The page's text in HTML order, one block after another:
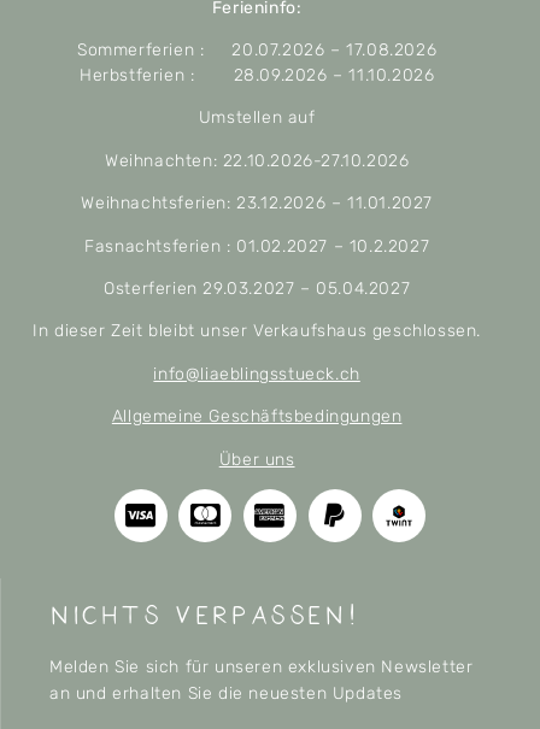
Ferieninfo:
Sommerferien : 20.07.2026 – 17.08.2026
Herbstferien : 28.09.2026 – 11.10.2026
Umstellen auf
Weihnachten: 22.10.2026-27.10.2026
Weihnachtsferien: 23.12.2026 – 11.01.2027
Fasnachtsferien : 01.02.2027 – 10.2.2027
Osterferien 29.03.2027 – 05.04.2027
In dieser Zeit bleibt unser Verkaufshaus geschlossen.
info@liaeblingsstueck.ch
Allgemeine Geschäftsbedingungen
Über uns
nichts verpassen!
Melden Sie sich für unseren exklusiven Newsletter
an und erhalten Sie die neuesten Updates